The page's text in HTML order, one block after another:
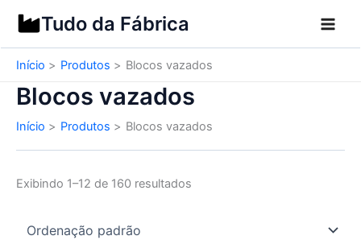
para
o
conteúdo
Tudo da Fábrica
Início Produtos Blocos vazados
Blocos vazados
Início Produtos Blocos vazados
Exibindo 1–12 de 160 resultados